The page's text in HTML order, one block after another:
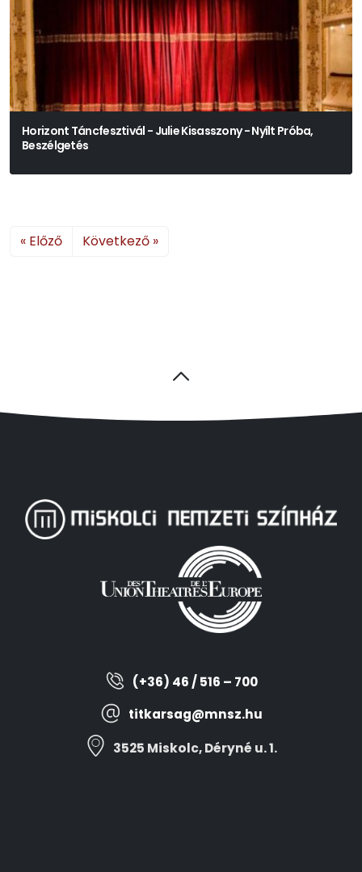
Horizont Táncfesztivál - Julie Kisasszony - Nyílt Próba,
Beszélgetés
« Előző Következő »
(+36) 46 / 516 – 700
titkarsag@mnsz.hu
3525 Miskolc, Déryné u. 1.